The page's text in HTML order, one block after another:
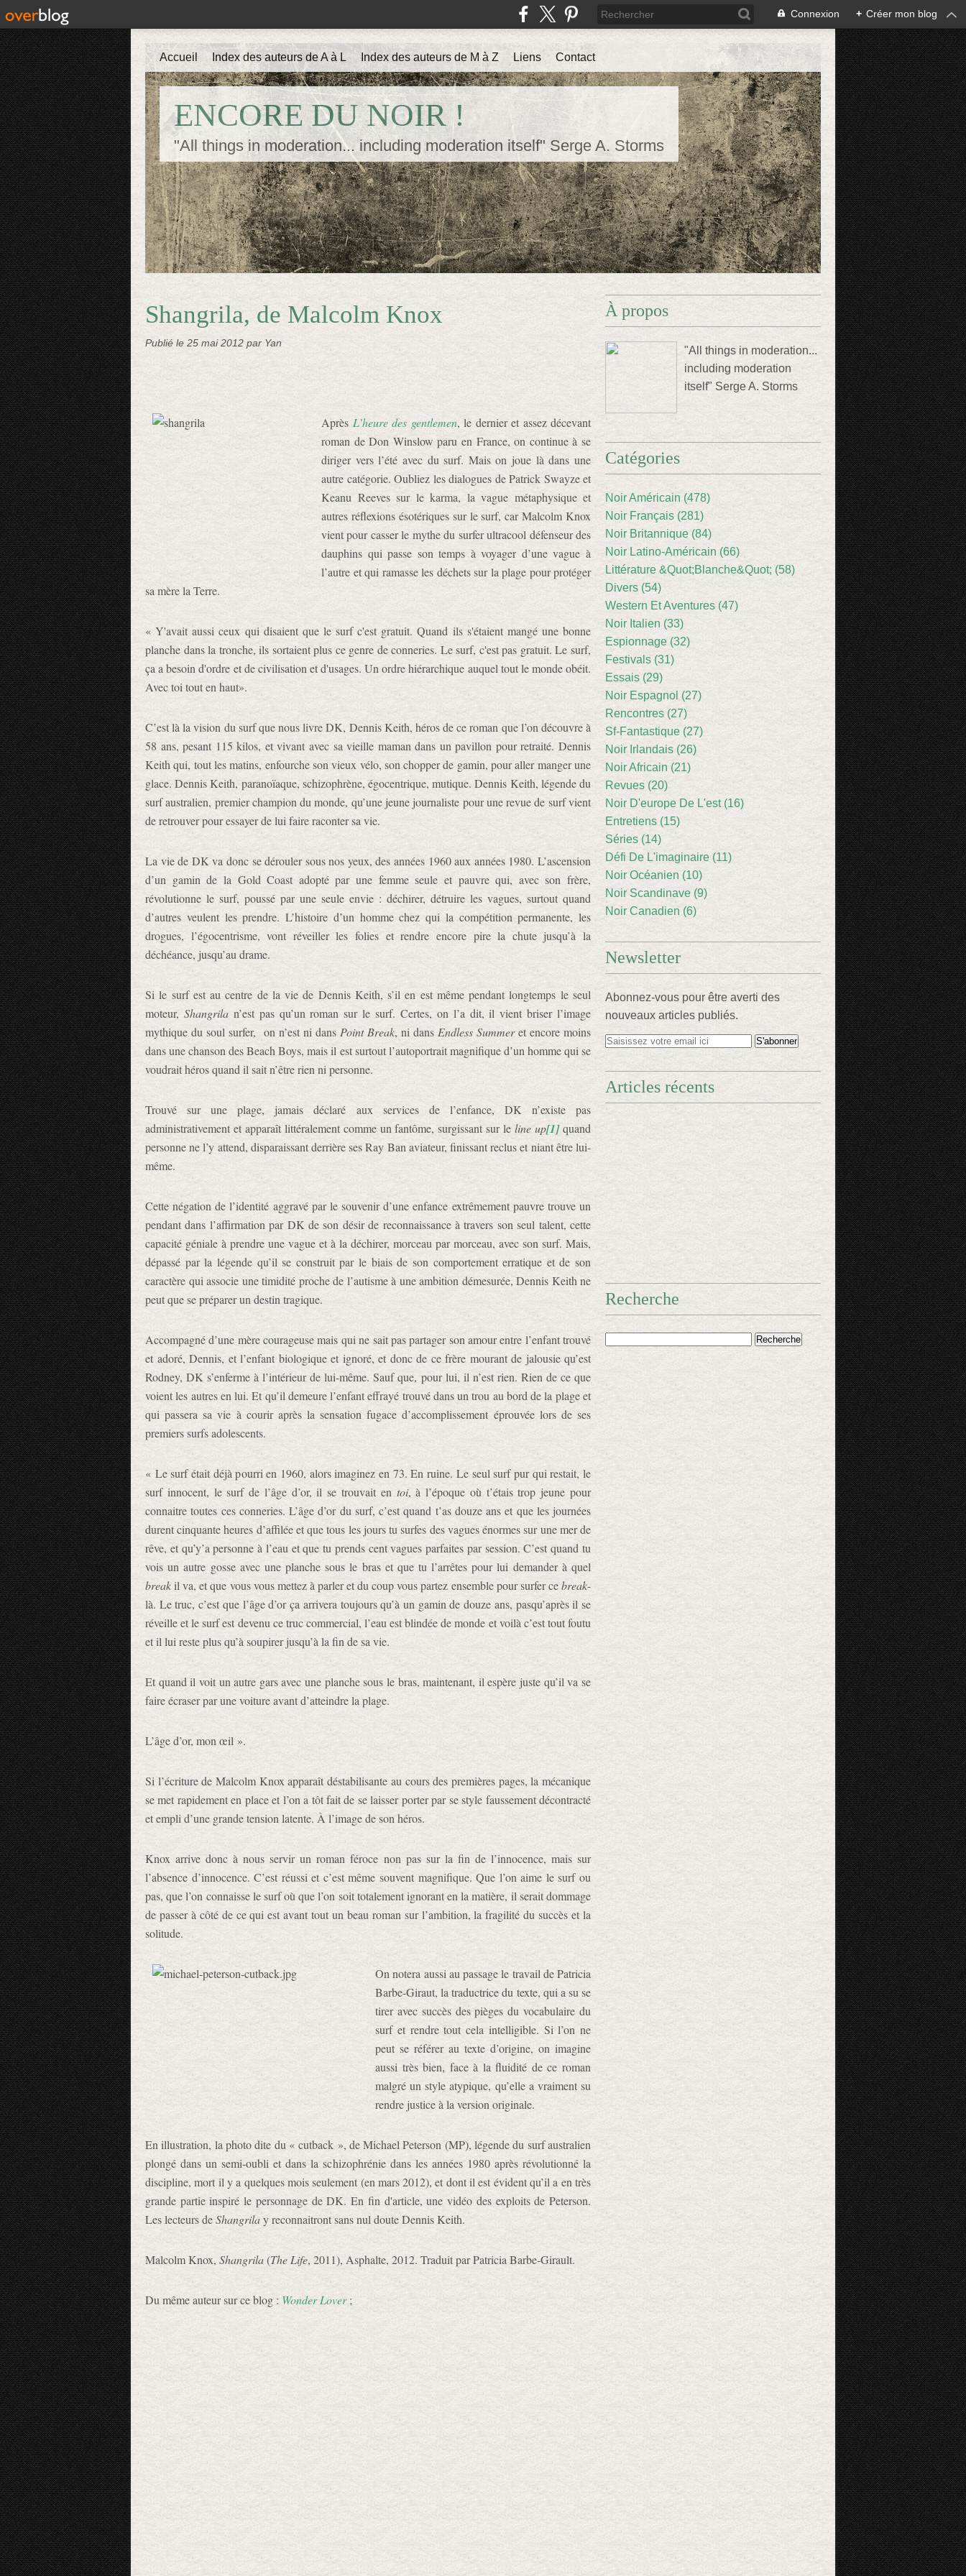
Connexion + Créer mon blog
ENCORE DU NOIR !
"All things in moderation... including moderation itself" Serge A. Storms
Accueil Index des auteurs de A à L Index des auteurs de M à Z Liens Contact
Shangrila, de Malcolm Knox
Publié le 25 mai 2012 par Yan
Après L’heure des gentlemen, le dernier et assez décevant
roman de Don Winslow paru en France, on continue à se
diriger vers l’été avec du surf. Mais on joue là dans une
autre catégorie. Oubliez les dialogues de Patrick Swayze et
Keanu Reeves sur le karma, la vague métaphysique et
autres réflexions ésotériques sur le surf, car Malcolm Knox
vient pour casser le mythe du surfer ultracool défenseur des
dauphins qui passe son temps à voyager d’une vague à
l’autre et qui ramasse les déchets sur la plage pour protéger
sa mère la Terre.
« Y'avait aussi ceux qui disaient que le surf c'est gratuit. Quand ils s'étaient mangé une bonne
planche dans la tronche, ils sortaient plus ce genre de conneries. Le surf, c'est pas gratuit. Le surf,
ça a besoin d'ordre et de civilisation et d'usages. Un ordre hiérarchique auquel tout le monde obéit.
Avec toi tout en haut».
C’est là la vision du surf que nous livre DK, Dennis Keith, héros de ce roman que l’on découvre à
58 ans, pesant 115 kilos, et vivant avec sa vieille maman dans un pavillon pour retraité. Dennis
Keith qui, tout les matins, enfourche son vieux vélo, son chopper de gamin, pour aller manger une
glace. Dennis Keith, paranoïaque, schizophrène, égocentrique, mutique. Dennis Keith, légende du
surf australien, premier champion du monde, qu’une jeune journaliste pour une revue de surf vient
de retrouver pour essayer de lui faire raconter sa vie.
La vie de DK va donc se dérouler sous nos yeux, des années 1960 aux années 1980. L’ascension
d’un gamin de la Gold Coast adopté par une femme seule et pauvre qui, avec son frère,
révolutionne le surf, poussé par une seule envie : déchirer, détruire les vagues, surtout quand
d’autres veulent les prendre. L’histoire d’un homme chez qui la compétition permanente, les
drogues, l’égocentrisme, vont réveiller les folies et rendre encore pire la chute jusqu’à la
déchéance, jusqu’au drame.
Si le surf est au centre de la vie de Dennis Keith, s’il en est même pendant longtemps le seul
moteur, Shangrilan’est pas qu’un roman sur le surf. Certes, on l’a dit, il vient briser l’image
mythique du soul surfer, on n’est ni dans Point Break, ni dans Endless Summeret encore moins
dans une chanson des Beach Boys, mais il est surtout l’autoportrait magnifique d’un homme qui se
voudrait héros quand il sait n’être rien ni personne.
Trouvé sur une plage, jamais déclaré aux services de l’enfance, DK n’existe pas
administrativement et apparaît littéralement comme un fantôme, surgissant sur leline up[1]quand
personne ne l’y attend, disparaissant derrière ses Ray Ban aviateur, finissant reclus et niant être lui-
même.
Cette négation de l’identité aggravé par le souvenir d’une enfance extrêmement pauvre trouve un
pendant dans l’affirmation par DK de son désir de reconnaissance à travers son seul talent, cette
capacité géniale à prendre une vague et à la déchirer, morceau par morceau, avec son surf. Mais,
dépassé par la légende qu’il se construit par le biais de son comportement erratique et de son
caractère qui associe une timidité proche de l’autisme à une ambition démesurée, Dennis Keith ne
peut que se préparer un destin tragique.
Accompagné d’une mère courageuse mais qui ne sait pas partager son amour entre l’enfant trouvé
et adoré, Dennis, et l’enfant biologique et ignoré, et donc de ce frère mourant de jalousie qu’est
Rodney, DK s’enferme à l’intérieur de lui-même. Sauf que, pour lui, il n’est rien. Rien de ce que
voient les autres en lui. Et qu’il demeure l’enfant effrayé trouvé dans un trou au bord de la plage et
qui passera sa vie à courir après la sensation fugace d’accomplissement éprouvée lors de ses
premiers surfs adolescents.
« Le surf était déjà pourri en 1960, alors imaginez en 73. En ruine. Le seul surf pur qui restait, le
surf innocent, le surf de l’âge d’or, il se trouvait en toi, à l’époque où t’étais trop jeune pour
connaitre toutes ces conneries. L’âge d’or du surf, c’est quand t’as douze ans et que les journées
durent cinquante heures d’affilée et que tous les jours tu surfes des vagues énormes sur une mer de
rêve, et qu’y’a personne à l’eau et que tu prends cent vagues parfaites par session. C’est quand tu
vois un autre gosse avec une planche sous le bras et que tu l’arrêtes pour lui demander à quel
breakil va, et que vous vous mettez à parler et du coup vous partez ensemble pour surfer cebreak-
là. Le truc, c’est que l’âge d’or ça arrivera toujours qu’à un gamin de douze ans, pasqu’après il se
réveille et le surf est devenu ce truc commercial, l’eau est blindée de monde et voilà c’est tout foutu
et il lui reste plus qu’à soupirer jusqu’à la fin de sa vie.
Et quand il voit un autre gars avec une planche sous le bras, maintenant, il espère juste qu’il va se
faire écraser par une voiture avant d’atteindre la plage.
L’âge d’or, mon œil ».
Si l’écriture de Malcolm Knox apparaît déstabilisante au cours des premières pages, la mécanique
se met rapidement en place et l’on a tôt fait de se laisser porter par se style faussement décontracté
et empli d’une grande tension latente. À l’image de son héros.
Knox arrive donc à nous servir un roman féroce non pas sur la fin de l’innocence, mais sur
l’absence d’innocence. C’est réussi et c’est même souvent magnifique. Que l’on aime le surf ou
pas, que l’on connaisse le surf où que l’on soit totalement ignorant en la matière, il serait dommage
de passer à côté de ce qui est avant tout un beau roman sur l’ambition, la fragilité du succès et la
solitude.
On notera aussi au passage le travail de Patricia
Barbe-Giraut, la traductrice du texte, qui a su se
tirer avec succès des pièges du vocabulaire du
surf et rendre tout cela intelligible. Si l’on ne
peut se référer au texte d’origine, on imagine
aussi très bien, face à la fluidité de ce roman
malgré un style atypique, qu’elle a vraiment su
rendre justice à la version originale.
En illustration, la photo dite du « cutback », de Michael Peterson (MP), légende du surf australien
plongé dans un semi-oubli et dans la schizophrénie dans les années 1980 après révolutionné la
discipline, mort il y a quelques mois seulement (en mars 2012), et dont il est évident qu’il a en très
grande partie inspiré le personnage de DK. En fin d'article, une vidéo des exploits de Peterson.
Les lecteurs deShangrilay reconnaitront sans nul doute Dennis Keith.
Malcolm Knox, Shangrila(The Life, 2011), Asphalte, 2012. Traduit par Patricia Barbe-Girault.
Du même auteur sur ce blog : Wonder Lover;
À propos
"All things in moderation...
including moderation
itself" Serge A. Storms
Catégories
Noir Américain (478)
Noir Français (281)
Noir Britannique (84)
Noir Latino-Américain (66)
Littérature &Quot;Blanche&Quot; (58)
Divers (54)
Western Et Aventures (47)
Noir Italien (33)
Espionnage (32)
Festivals (31)
Essais (29)
Noir Espagnol (27)
Rencontres (27)
Sf-Fantastique (27)
Noir Irlandais (26)
Noir Africain (21)
Revues (20)
Noir D'europe De L'est (16)
Entretiens (15)
Séries (14)
Défi De L'imaginaire (11)
Noir Océanien (10)
Noir Scandinave (9)
Noir Canadien (6)
Newsletter
Abonnez-vous pour être averti des
nouveaux articles publiés.
Articles récents
Recherche